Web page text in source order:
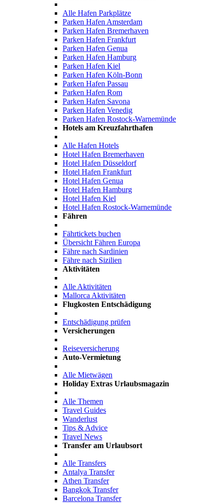
Alle Hafen Parkplätze
Parken Hafen Amsterdam
Parken Hafen Bremerhaven
Parken Hafen Frankfurt
Parken Hafen Genua
Parken Hafen Hamburg
Parken Hafen Kiel
Parken Hafen Köln-Bonn
Parken Hafen Passau
Parken Hafen Rom
Parken Hafen Savona
Parken Hafen Venedig
Parken Hafen Rostock-Warnemünde
Hotels am Kreuzfahrthafen
Alle Hafen Hotels
Hotel Hafen Bremerhaven
Hotel Hafen Düsseldorf
Hotel Hafen Frankfurt
Hotel Hafen Genua
Hotel Hafen Hamburg
Hotel Hafen Kiel
Hotel Hafen Rostock-Warnemünde
Fähren
Fährtickets buchen
Übersicht Fähren Europa
Fähre nach Sardinien
Fähre nach Sizilien
Aktivitäten
Alle Aktivitäten
Mallorca Aktivitäten
Flugkosten Entschädigung
Entschädigung prüfen
Versicherungen
Reiseversicherung
Auto-Vermietung
Alle Mietwägen
Holiday Extras Urlaubsmagazin
Alle Themen
Travel Guides
Wanderlust
Tips & Advice
Travel News
Transfer am Urlaubsort
Alle Transfers
Antalya Transfer
Athen Transfer
Bangkok Transfer
Barcelona Transfer